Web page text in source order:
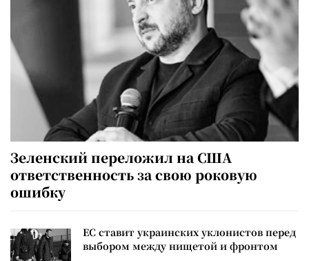
Зеленский переложил на США
ответственность за свою роковую
ошибку
ЕС ставит украинских уклонистов перед
выбором между нищетой и фронтом